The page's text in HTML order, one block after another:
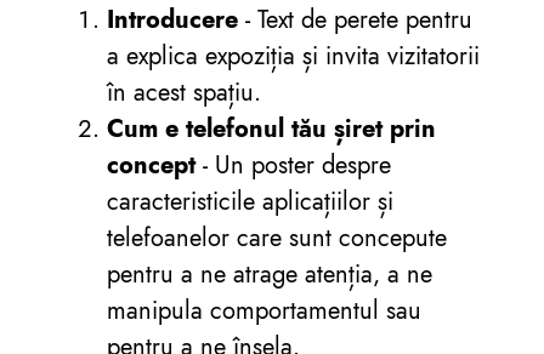
Introducere - Text de perete pentru
a explica expoziția și invita vizitatorii
în acest spațiu.
Cum e telefonul tău șiret prin
concept- Un poster despre
caracteristicile aplicațiilor și
telefoanelor care sunt concepute
pentru a ne atrage atenția, a ne
manipula comportamentul sau
pentru a ne înșela.